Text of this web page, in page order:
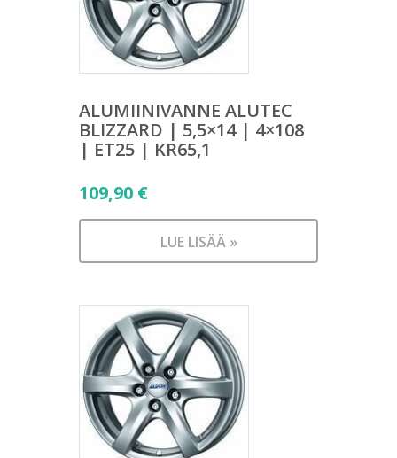
ALUMIINIVANNE ALUTEC
BLIZZARD | 5,5×14 | 4×108
| ET25 | KR65,1
109,90 €
LUE LISÄÄ »